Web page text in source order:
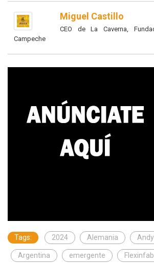
Miguel Castillo
CEO de La Caverna,
Campeche
Tags: 2024 Alemania
Argentina emergente Flexinfab